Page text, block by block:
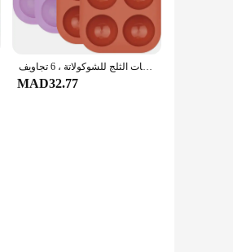
قوالب سيليكون نصف دائرة لتزيين الكعك ، قالب قبة مستديرة شبه كروية ، وعاء خبز الشاي ، صينية مكعبات الثلج للشوكولاتة ، 6 تجاويف
MAD32.77